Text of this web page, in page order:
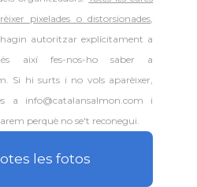
pixelades o distorsionades,
autoritzar explícitament a
així fes-nos-ho saber a
Si hi surts i no vols aparèixer,
a info@catalansalmon.com i
perquè no se't reconegui.
les fotos